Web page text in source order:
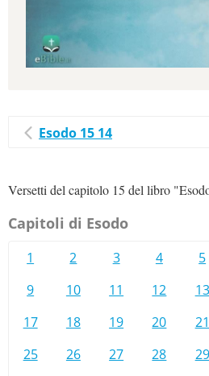
Esodo 15 14
Versetti del capitolo 15 del libro
Capitoli di Esodo
1 2 3 4 5
9
10 11 12 13
17
18 19 20 21
25
26 27 28 29